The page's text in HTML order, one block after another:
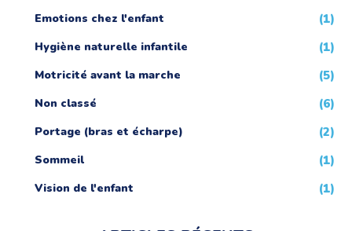
Emotions chez l'enfant (1)
Hygiène naturelle infantile (1)
Motricité avant la marche (5)
Non classé (6)
Portage (bras et écharpe) (2)
Sommeil (1)
Vision de l'enfant (1)